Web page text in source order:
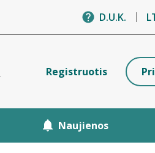
D.U.K.
Registruotis
Naujienos